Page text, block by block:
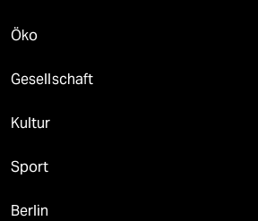
Öko
Gesellschaft
Kultur
Sport
Berlin